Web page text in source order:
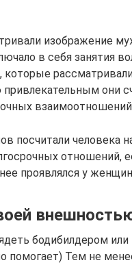
изображение
в себя занятия
которые
привлекательным они
посчитали человека
отношений,
проявлялся у
бодибилдером
помогает) Тем не